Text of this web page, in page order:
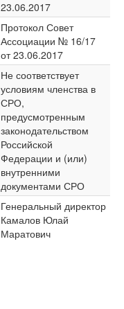
23.06.2017
Протокол Совет
Ассоциации № 16/17
от 23.06.2017
Не соответствует
условиям членства в
СРО,
предусмотренным
законодательством
Российской
Федерации и (или)
внутренними
документами СРО
Генеральный директор
Камалов Юлай
Маратович